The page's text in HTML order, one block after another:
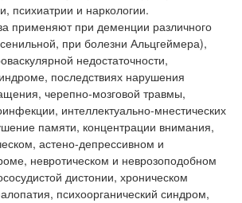
психиатрии и наркологии.
применяют при деменции различного
при болезни Альцгеймера),
недостаточности,
последствиях нарушения
черепно-мозговой травмы,
интеллектуально-мнестических
памяти, концентрации внимания,
астено-депрессивном и
невротическом и неврозоподобном
дистонии, хроническом
психоорганический синдром,